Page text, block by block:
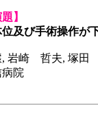
】
及び手術操作が
岩崎 哲夫, 塚田
病院